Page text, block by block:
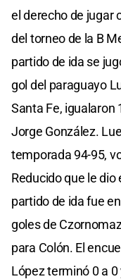
el derecho de jugar
del torneo de la B
partido de ida se
gol del paraguayo
Santa Fe, igualaron
Jorge González.
temporada 94-95,
Reducido que le dio
partido de ida fue
goles de
para Colón. El
López terminó 0 a